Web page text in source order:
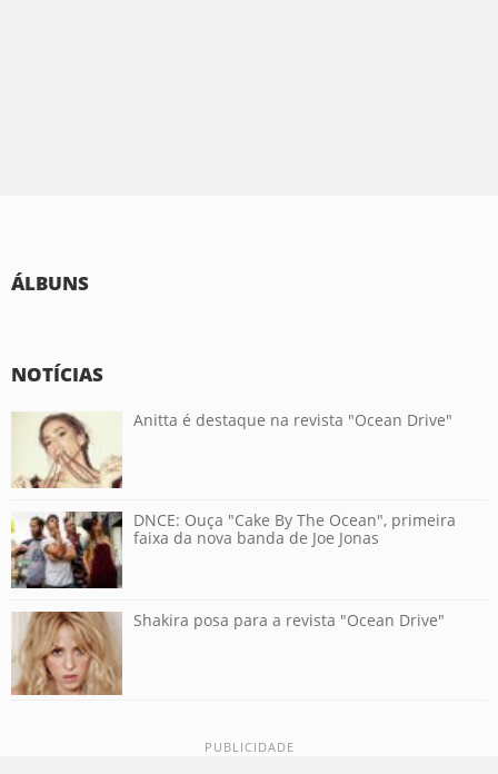
ÁLBUNS
NOTÍCIAS
Anitta é destaque na revista "Ocean Drive"
DNCE: Ouça "Cake By The Ocean", primeira
faixa da nova banda de Joe Jonas
Shakira posa para a revista "Ocean Drive"